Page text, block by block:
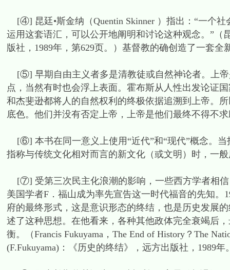
[④] 昆廷•斯金纳（Quentin Skinner ）指出：“一个
运用这套语汇，可以公开地阐明和讨论这种观念。”（
版社，1989年，第629页。）基督教的确创造了一套全
[⑤] 早期自由主义者多是清教徒或自然神论者。上
点，当然有时也会浮上表面。霍布斯从人性出发论证
和杰斐逊都将人的自然权利的终极依据追溯到上帝。
底色。他们并没有否定上帝，上帝是他们最终不得不
[⑥] 本书在同一意义上使用“近代”和“现代”概念。当
指称与传统文化相对而言的新文化（或文明）时，一般
[⑦] 受第三次民主化浪潮的影响，一些西方学者相
美国学者F．福山成为率先宣告这一时代福音的先知
府的最终形式，这是意识形态的终结，也是历史发展
述了这种思想。在他看来，各种其他政体完全衰竭后
衡。（Francis Fukuyama，The End of History？The
(F.Fukuyama)：《历史的终结》，远方出版社，1989年